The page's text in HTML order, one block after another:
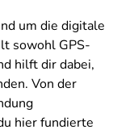
um die digitale
sowohl GPS-
hilft dir dabei,
Von der
hier fundierte